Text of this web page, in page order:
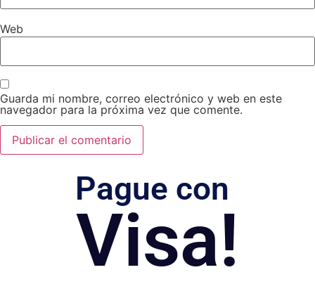
Web
Guarda mi nombre, correo electrónico y web en este
navegador para la próxima vez que comente.
Pague con
Visa!